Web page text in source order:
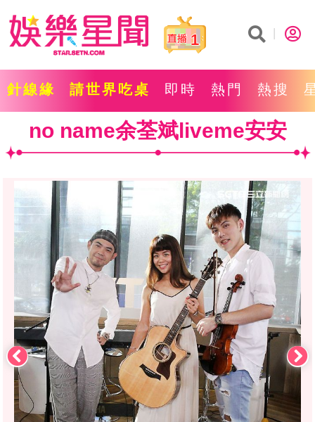
1
針線緣 請世界吃桌 即時 熱門 熱搜
no name余荃斌liveme安安